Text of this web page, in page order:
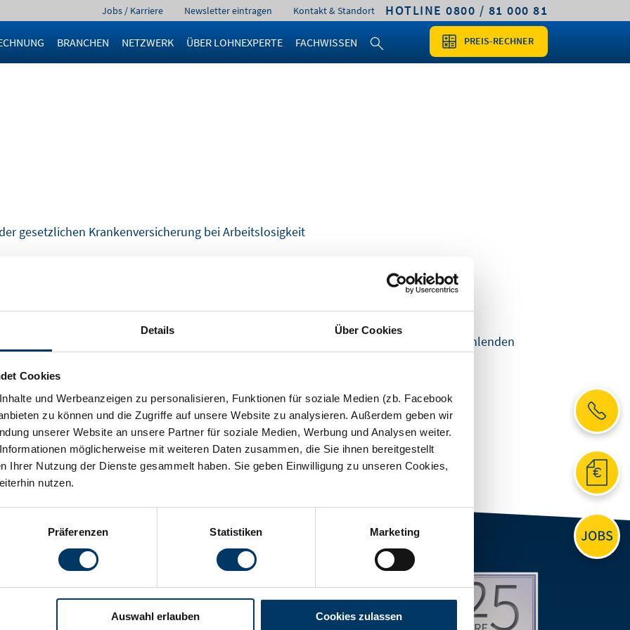
Details Über Cookies
Cookies
und Werbeanzeigen zu personalisieren, Funktionen für soziale Medien (zb. Facebook
zu können und die Zugriffe auf unsere Website zu analysieren. Außerdem geben wir
unserer Website an unsere Partner für soziale Medien, Werbung und Analysen weiter.
möglicherweise mit weiteren Daten zusammen, die Sie ihnen bereitgestellt
Ihrer Nutzung der Dienste gesammelt haben. Sie geben Einwilligung zu unseren Cookies,
nutzen.
Präferenzen Statistiken Marketing
Auswahl erlauben Cookies zulassen
HOTLINE 0800 / 81 000 81
Navigation
Jobs / Karriere Newsletter eintragen Kontakt & Standort
BRANCHEN NETZWERK ÜBER LOHNEXPERTE FACHWISSEN PREIS-RECHNER
gesetzlichen Krankenversicherung bei Arbeitslosigkeit
ausfallende Verdienstmöglichkeit zu kompensieren.
Arbeitsunfähigkeit (kausal durch eine Krankheit entstanden) vorliegen, sowie eine
dem Progressionsvorbehalt. Das heißt, dass die Zahlung unter Umständen die zu zahlenden
oder Bezüge erhöht.
FACHWISSEN SCHNELL GEFUNDEN
06842 Dessau-Roßlau